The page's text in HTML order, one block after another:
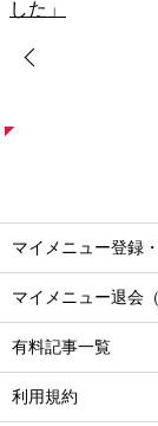
した」
マイメニュー登録
マイメニュー退会
有料記事一覧
利用規約